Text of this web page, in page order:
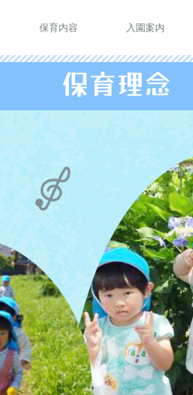
保育内容 入園案内
保育理念